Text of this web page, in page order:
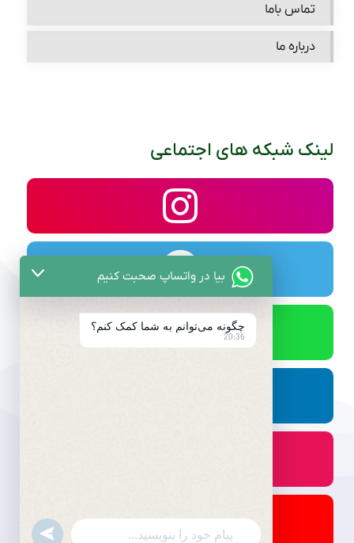
تماس باما
درباره ما
لینک شبکه های اجتماعی
بیا در واتساپ صحبت کنیم
چگونه می‌توانم به شما کمک کنم؟
20:36
undefined